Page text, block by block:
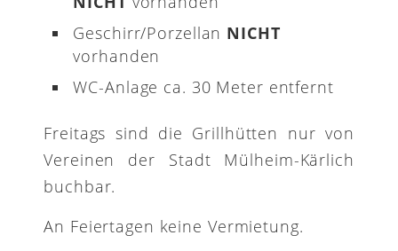
Geschirr/Porzellan NICHT
vorhanden
WC-Anlage ca. 30 Meter entfernt
Freitags sind die Grillhütten nur von
Vereinen der Stadt Mülheim-Kärlich
buchbar.
An Feiertagen keine Vermietung.